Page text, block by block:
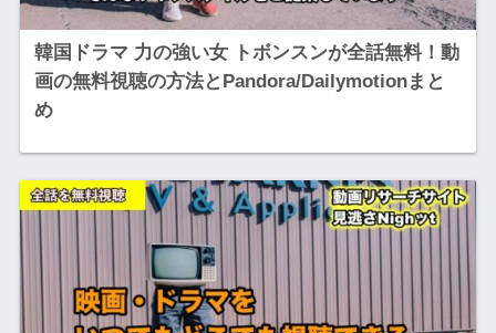
韓国ドラマ 力の強い女 トボンスンが全話無料！動
画の無料視聴の方法とPandora/Dailymotionまと
め